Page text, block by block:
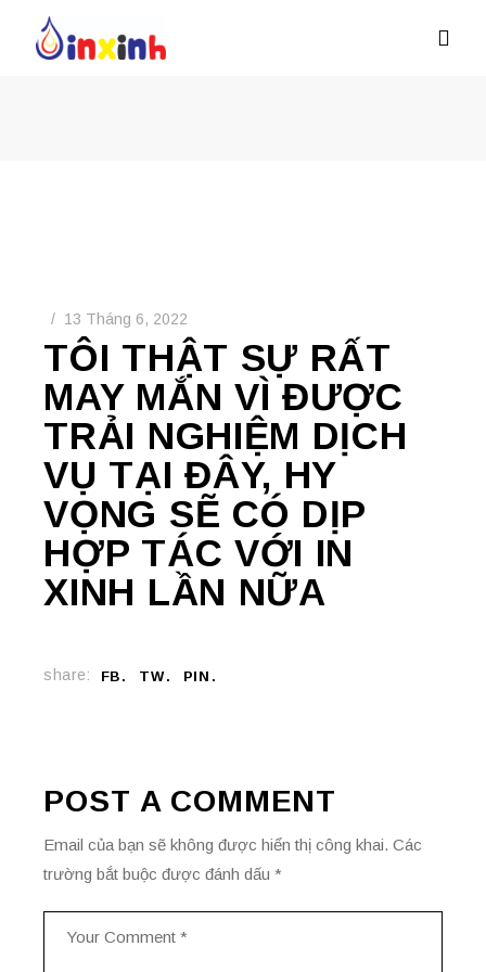
13 Tháng 6, 2022
TÔI THẬT SỰ RẤT
MAY MẮN VÌ ĐƯỢC
TRẢI NGHIỆM DỊCH
VỤ TẠI ĐÂY, HY
VỌNG SẼ CÓ DỊP
HỢP TÁC VỚI IN
XINH LẦN NỮA
share: FB TW PIN
POST A COMMENT
Email của bạn sẽ không được hiển thị công khai. Các
trường bắt buộc được đánh dấu*